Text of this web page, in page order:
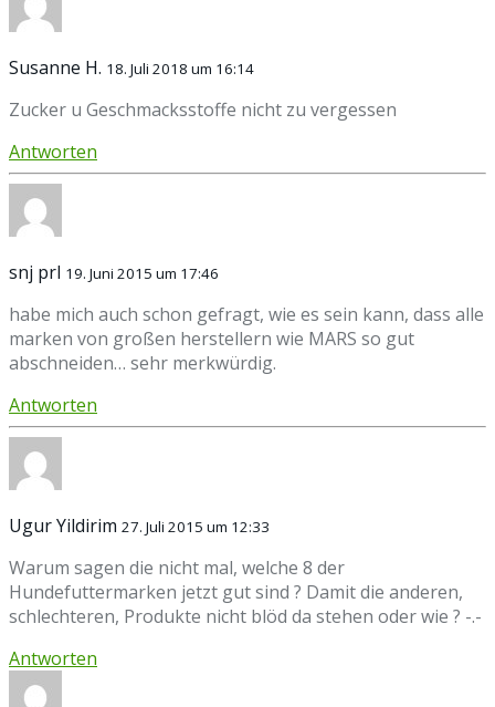
Susanne H. 18. Juli 2018 um 16:14
Zucker u Geschmacksstoffe nicht zu vergessen
Antworten
snj prl 19. Juni 2015 um 17:46
habe mich auch schon gefragt, wie es sein kann, dass alle
marken von großen herstellern wie MARS so gut
abschneiden… sehr merkwürdig.
Antworten
Ugur Yildirim 27. Juli 2015 um 12:33
Warum sagen die nicht mal, welche 8 der
Hundefuttermarken jetzt gut sind ? Damit die anderen,
schlechteren, Produkte nicht blöd da stehen oder wie ? -.-
Antworten